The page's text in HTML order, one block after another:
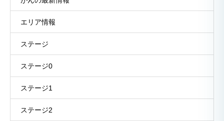
エリア情報
ステージ
ステージ0
ステージ1
ステージ2